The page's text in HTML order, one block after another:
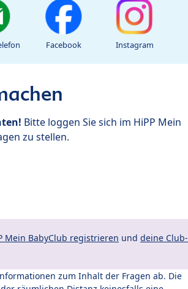
Facebook Instagram
Bitte loggen Sie sich im HiPP Mein
zu stellen.
Mein BabyClub registrieren und deine Club-
zum Inhalt der Fragen ab. Die